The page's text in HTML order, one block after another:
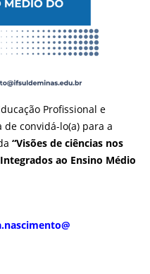
Profissional e
de convidá-lo(a) para a
“Visões de ciências nos
ao Ensino Médio